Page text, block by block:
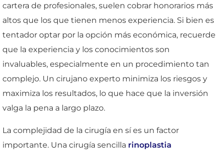
cartera de profesionales, suelen cobrar honorarios más
altos que los que tienen menos experiencia. Si bien es
tentador optar por la opción más económica, recuerde
que la experiencia y los conocimientos son
invaluables, especialmente en un procedimiento tan
complejo. Un cirujano experto minimiza los riesgos y
maximiza los resultados, lo que hace que la inversión
valga la pena a largo plazo.
La complejidad de la cirugía en sí es un factor
importante. Una cirugía sencilla rinoplastia